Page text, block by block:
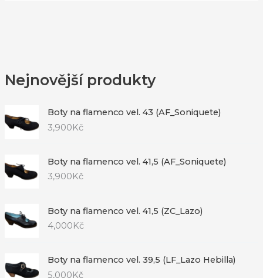
Nejnovější produkty
Boty na flamenco vel. 43 (AF_Soniquete)
3,900Kč
Boty na flamenco vel. 41,5 (AF_Soniquete)
3,900 Kč
Boty na flamenco vel. 41,5 (ZC_Lazo)
4,000 Kč
Boty na flamenco vel. 39,5 (LF_Lazo Hebilla)
5,000Kč